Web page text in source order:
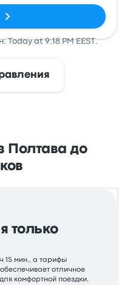
Today at 9:18 PM EEST.
Полтава до
только
15 мин., а тарифы
отличное
комфортной поездки.